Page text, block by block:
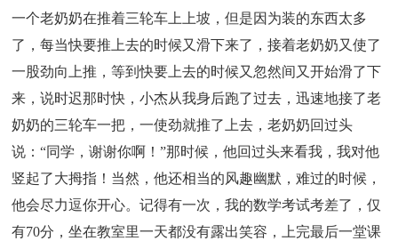
一个老奶奶在推着三轮车上上坡，但是因为装的东西太多
了，每当快要推上去的时候又滑下来了，接着老奶奶又使了
一股劲向上推，等到快要上去的时候又忽然间又开始滑了下
来，说时迟那时快，小杰从我身后跑了过去，迅速地接了老
奶奶的三轮车一把，一使劲就推了上去，老奶奶回过头
说：“同学，谢谢你啊！”那时候，他回过头来看我，我对他
竖起了大拇指！当然，他还相当的风趣幽默，难过的时候，
他会尽力逗你开心。记得有一次，我的数学考试考差了，仅
有70分，坐在教室里一天都没有露出笑容，上完最后一堂课